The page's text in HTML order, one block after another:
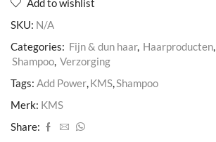
Add to wishlist
SKU: N/A
Categories: Fijn & dun haar, Haarproducten,
Shampoo, Verzorging
Tags: Add Power,KMS,Shampoo
Merk: KMS
Share: